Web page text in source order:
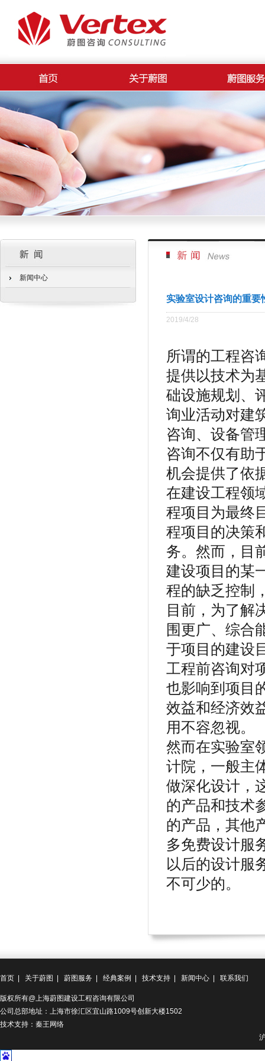
新闻中心
实验室设计咨询的重要
2019/4/28
所谓的工程咨
提供以技术为
础设施规划、
询业活动对建
咨询、设备管
咨询不仅有助
机会提供了依
在建设工程领
程项目为最终
程项目的决策
务。然而，目
建设项目的某
程的缺乏控制
目前，为了解
围更广、综合
于项目的建设
工程前咨询对
也影响到项目
效益和经济效
用不容忽视。
然而在实验室
计院，一般主
做深化设计，
的产品和技术
的产品，其他
多免费设计服
以后的设计服
不可少的。
首页 关于蔚图 蔚图服务 经典案例 技术支持 新闻中心 联系我们
版权所有@上海蔚图建设工程咨询有限公司
公司总部地址：上海市徐汇区宜山路1009号创新大楼1502
技术支持：秦王网络